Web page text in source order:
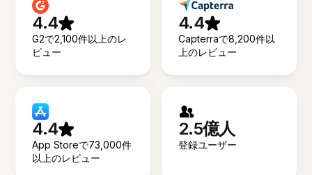
4.4
G2で2,100件以上のレ
ビュー
4.4
Capterraで8,200件以
上のレビュー
4.4
App Storeで73,000件
以上のレビュー
2.5億人
登録ユーザー